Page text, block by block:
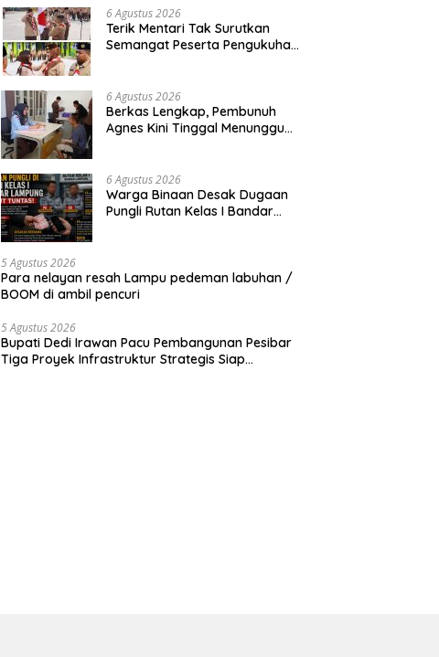
Konfirmasi
6 Agustus 2026
Terik Mentari Tak Surutkan
Semangat Peserta Pengukuhan
6 Agustus 2026
Berkas Lengkap, Pembunuh
Agnes Kini Tinggal Menunggu
6 Agustus 2026
Warga Binaan Desak Dugaan
Pungli Rutan Kelas I Bandar
5 Agustus 2026
Para nelayan resah Lampu pedeman labuhan /
BOOM di ambil pencuri
5 Agustus 2026
Bupati Dedi Irawan Pacu Pembangunan Pesibar
Tiga Proyek Infrastruktur Strategis Siap